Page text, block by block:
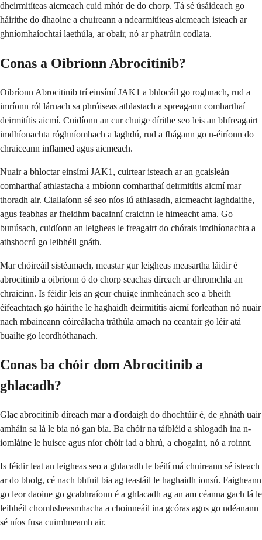
dheirmitíteas aicmeach cuid mhór de do chorp. Tá sé úsáideach go
háirithe do dhaoine a chuireann a ndearmitíteas aicmeach isteach ar
ghníomhaíochtaí laethúla, ar obair, nó ar phatrúin codlata.
Conas a Oibríonn Abrocitinib?
Oibríonn Abrocitinib trí einsímí JAK1 a bhlocáil go roghnach, rud a
imríonn ról lárnach sa phróiseas athlastach a spreagann comharthaí
deirmitítis aicmí. Cuidíonn an cur chuige dírithe seo leis an bhfreagairt
imdhíonachta róghníomhach a laghdú, rud a fhágann go n-éiríonn do
chraiceann inflamed agus aicmeach.
Nuair a bhloctar einsímí JAK1, cuirtear isteach ar an gcaisleán
comharthaí athlastacha a mbíonn comharthaí deirmitítis aicmí mar
thoradh air. Ciallaíonn sé seo níos lú athlasadh, aicmeacht laghdaithe,
agus feabhas ar fheidhm bacainní craicinn le himeacht ama. Go
bunúsach, cuidíonn an leigheas le freagairt do chórais imdhíonachta a
athshocrú go leibhéil gnáth.
Mar chóireáil sistéamach, meastar gur leigheas measartha láidir é
abrocitinib a oibríonn ó do chorp seachas díreach ar dhromchla an
chraicinn. Is féidir leis an gcur chuige inmheánach seo a bheith
éifeachtach go háirithe le haghaidh deirmitítis aicmí forleathan nó nuair
nach mbaineann cóireálacha tráthúla amach na ceantair go léir atá
buailte go leordhóthanach.
Conas ba chóir dom Abrocitinib a
ghlacadh?
Glac abrocitinib díreach mar a d'ordaigh do dhochtúir é, de ghnáth uair
amháin sa lá le bia nó gan bia. Ba chóir na táibléid a shlogadh ina n-
iomláine le huisce agus níor chóir iad a bhrú, a chogaint, nó a roinnt.
Is féidir leat an leigheas seo a ghlacadh le béilí má chuireann sé isteach
ar do bholg, cé nach bhfuil bia ag teastáil le haghaidh ionsú. Faigheann
go leor daoine go gcabhraíonn é a ghlacadh ag an am céanna gach lá le
leibhéil chomhsheasmhacha a choinneáil ina gcóras agus go ndéanann
sé níos fusa cuimhneamh air.